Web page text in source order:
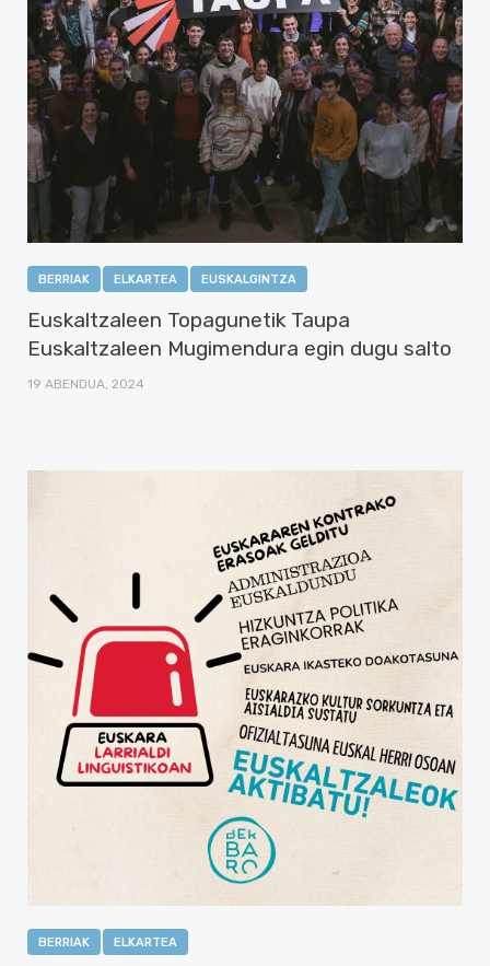
BERRIAK ELKARTEA EUSKALGINTZA
Euskaltzaleen Topagunetik Taupa
Euskaltzaleen Mugimendura egin dugu salto
19 ABENDUA, 2024
BERRIAK ELKARTEA